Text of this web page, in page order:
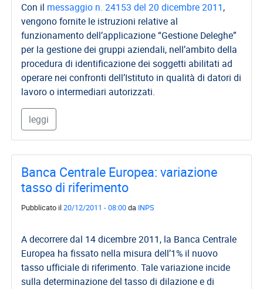
Con il messaggio n. 24153 del 20 dicembre 2011,
vengono fornite le istruzioni relative al
funzionamento dell’applicazione “Gestione Deleghe”
per la gestione dei gruppi aziendali, nell’ambito della
procedura di identificazione dei soggetti abilitati ad
operare nei confronti dell’Istituto in qualità di datori di
lavoro o intermediari autorizzati.
leggi
Banca Centrale Europea: variazione
tasso di riferimento
Pubblicato il20/12/2011 - 08:00da INPS
A decorrere dal 14 dicembre 2011, la Banca Centrale
Europea ha fissato nella misura dell’1% il nuovo
tasso ufficiale di riferimento. Tale variazione incide
sulla determinazione del tasso di dilazione e di